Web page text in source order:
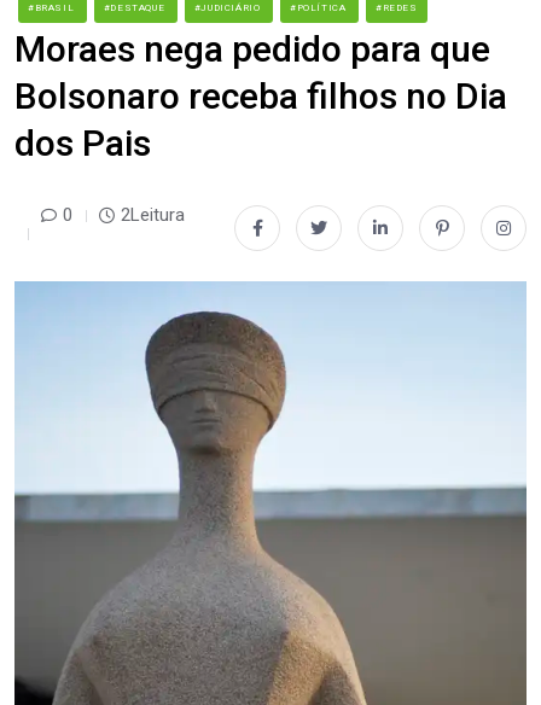
#BRASIL #DESTAQUE #JUDICIÁRIO #POLÍTICA #REDES
Moraes nega pedido para que
Bolsonaro receba filhos no Dia
dos Pais
0 2Leitura